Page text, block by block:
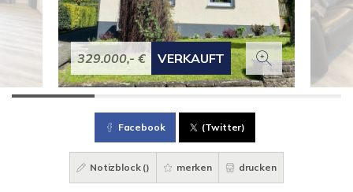
329.000,- € VERKAUFT
Facebook (Twitter)
Notizblock () merken drucken